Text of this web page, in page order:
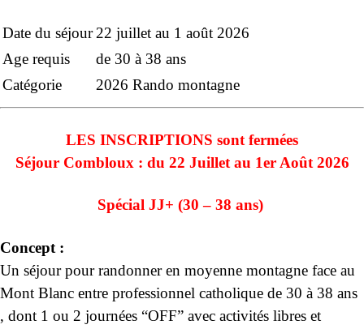
Date du séjour22 juillet au 1 août 2026
Age requis
de 30 à 38 ans
Catégorie
2026 Rando montagne
LES INSCRIPTIONS sont fermées
Séjour Combloux : du 22 Juillet au 1er Août 2026
Spécial JJ+ (30 – 38 ans)
Concept :
Un séjour pour randonner en moyenne montagne face au
Mont Blanc entre professionnel catholique de 30 à 38 ans
, dont 1 ou 2 journées “OFF” avec activités libres et